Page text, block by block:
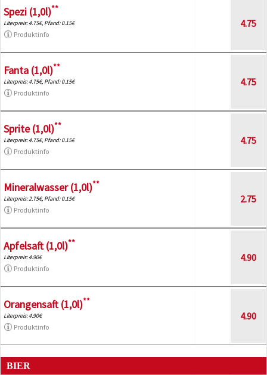
Spezi (1,0l)**
Literpreis: 4.75€, Pfand: 0.15€
Produktinfo
4.75
Fanta (1,0l)**
Literpreis: 4.75€, Pfand: 0.15€
Produktinfo
4.75
Sprite (1,0l)**
Literpreis: 4.75€, Pfand: 0.15€
Produktinfo
4.75
Mineralwasser (1,0l)**
Literpreis: 2.75€, Pfand: 0.15€
Produktinfo
2.75
Apfelsaft (1,0l)**
Literpreis: 4.90€
Produktinfo
4.90
Orangensaft (1,0l)**
Literpreis: 4.90€
Produktinfo
4.90
BIER